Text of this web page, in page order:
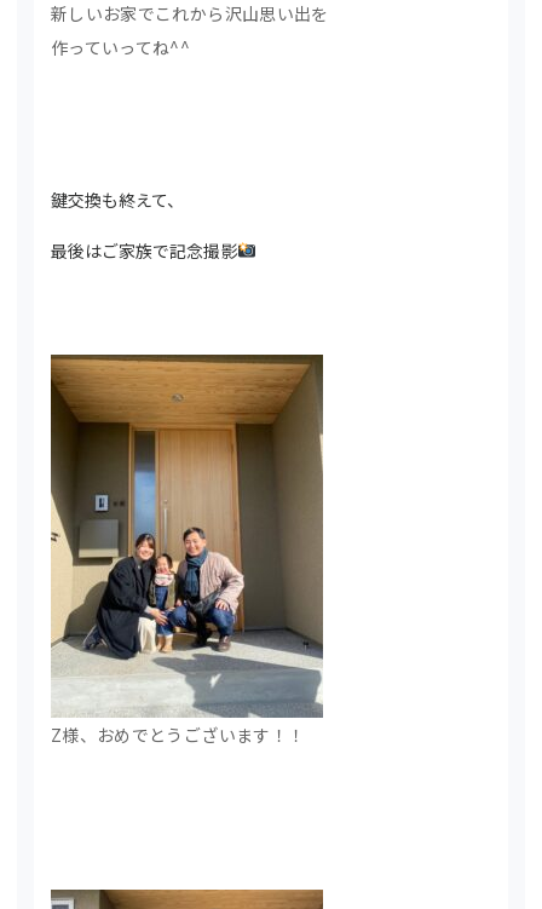
新しいお家でこれから沢山思い出を
作っていってね^^
鍵交換も終えて、
最後はご家族で記念撮影
Z様、おめでとうございます！！